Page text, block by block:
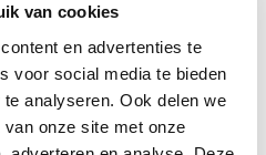
van cookies
en advertenties te
voor social media te bieden
analyseren. Ook delen we
onze site met onze